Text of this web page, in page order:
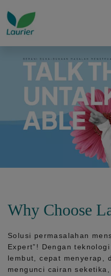
Why Choose
Solusi permasalahan
Expert”! Dengan teknologi
lembut, cepat menyerap,
mengunci cairan